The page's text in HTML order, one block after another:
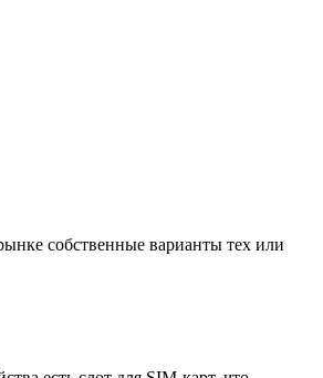
собственные варианты тех или